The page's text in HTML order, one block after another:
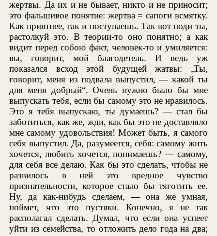
жертвы. Да их и не бывает, никто и не приносит;
это фальшивое понятие: жертва = сапоги всмятку.
Как приятнее, так и поступаешь. Так вот поди ты,
растолкуй это. В теории-то оно понятно; а как
видит перед собою факт, человек-то и умиляется:
вы, говорит, мой благодетель. И ведь уж
показался всход этой будущей жатвы: „Ты,
говорит, меня из подвала выпустил, — какой ты
для меня добрый“. Очень нужно было бы мне
выпускать тебя, если бы самому это не нравилось.
Это я тебя выпускаю, ты думаешь? — стал бы
заботиться, как же, жди, как бы это не доставляло
мне самому удовольствия! Может быть, я самого
себя выпустил. Да, разумеется, себя: самому жить
хочется, любить хочется, понимаешь? — самому,
для себя все делаю. Как бы это сделать, чтобы не
развилось в ней это вредное чувство
признательности, которое стало бы тяготить ее.
Ну, да как-нибудь сделаем, — она же умная,
поймет, что это пустяки. Конечно, я не так
располагал сделать. Думал, что если она успеет
уйти из семейства, то отложить дело года на два;